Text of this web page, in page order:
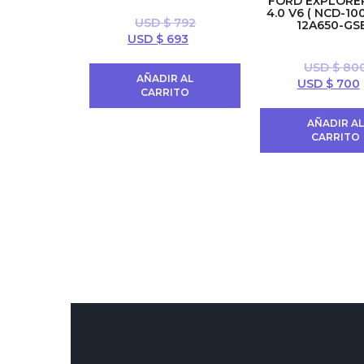
USD $792
El
original
era:
USD $693El
es:
AÑADIR AL
CARRITO
4.0 V6 ( NCD-
12A650-
USD $
El
original
era:
USD $700El
AÑADIR AL
CARRITO